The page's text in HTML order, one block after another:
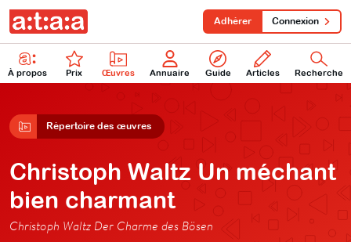
À propos Prix Œuvres Annuaire Guide Articles Recherche
Adhérer Connexion
Répertoire des œuvres
Christoph Waltz Un méchant
bien charmant
Christoph Waltz Der Charme des Bösen